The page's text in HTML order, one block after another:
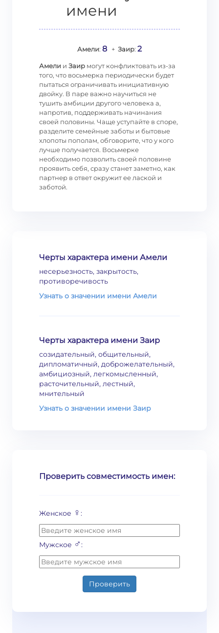
имени
Амели: 8 + Заир: 2
Амели и Заир могут конфликтовать из-за
того, что восьмерка периодически будет
пытаться ограничивать инициативную
двойку. В паре важно научиться не
тушить амбиции другого человека а,
напротив, поддерживать начинания
своей половины. Чаще уступайте в споре,
разделите семейные заботы и бытовые
хлопоты пополам, обговорите, что у кого
лучше получается. Восьмерке
необходимо позволить своей половине
проявить себя, сразу станет заметно, как
партнер в ответ окружит ее лаской и
заботой.
Черты характера имени Амели
несерьезность, закрытость,
противоречивость
Узнать о значении имени Амели
Черты характера имени Заир
созидательный, общительный,
дипломатичный, доброжелательный,
амбициозный, легкомысленный,
расточительный, лестный,
мнительный
Узнать о значении имени Заир
Проверить совместимость имен:
Женское ♀ :
Мужское ♂:
Проверить